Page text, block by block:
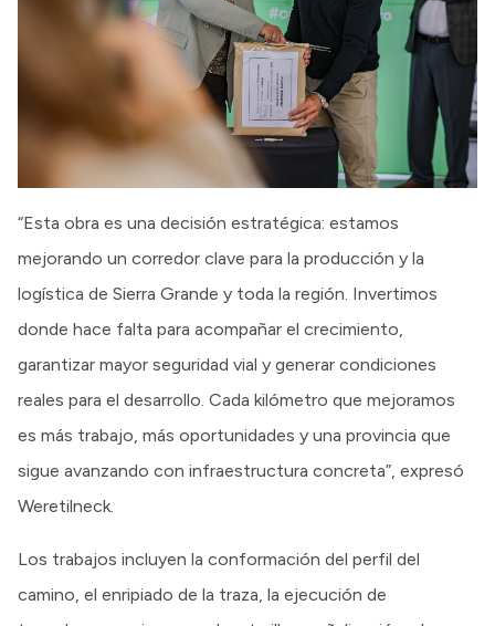
“Esta obra es una decisión estratégica: estamos
mejorando un corredor clave para la producción y la
logística de Sierra Grande y toda la región. Invertimos
donde hace falta para acompañar el crecimiento,
garantizar mayor seguridad vial y generar condiciones
reales para el desarrollo. Cada kilómetro que mejoramos
es más trabajo, más oportunidades y una provincia que
sigue avanzando con infraestructura concreta”, expresó
Weretilneck.
Los trabajos incluyen la conformación del perfil del
camino, el enripiado de la traza, la ejecución de